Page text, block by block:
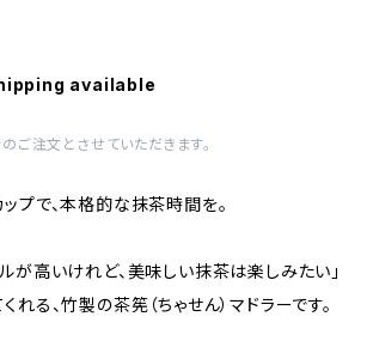
available
ご注文とさせていただきます。
プで、本格的な抹茶時間を。
が高いけれど、美味しい抹茶は楽しみたい」
れる、竹製の茶筅（ちゃせん）マドラーです。